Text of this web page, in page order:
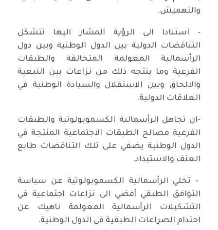
والتهميش.
- استنادا الى الرؤية المشار اليها تتشكل
التناقضات الدولية بين الدول الوطنية وبين دول
الرأسمالية المعولمة المتحالفة والطبقات
الفرعية وما ينتجه ذلك من نزاعات بين التبعية
والالحاق وبين الاستقلال والسيادة الوطنية في
العلاقات الدولية.
-ان تجاهل الرأسمالية الكسموبولوتية والطبقات
الفرعية مصالح الطبقات الاجتماعية المنتجة في
الدول الوطنية يضفي على تلك التناقضات طابع
العنف والاستبداد.
- تخلي الرأسمالية الكسموبولوتية عن سياسة
التوافق الطبقي أفضي الى نزاعات اجتماعية في
التشكيلات الرأسمالية المعولمة ناهيك عن
احتدام الصراعات الطبقية في الدول الوطنية.